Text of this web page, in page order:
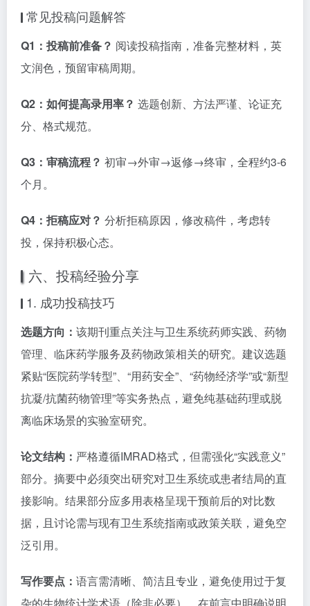
常见投稿问题解答
Q1：投稿前准备？ 阅读投稿指南，准备完整材料，英
文润色，预留审稿周期。
Q2：如何提高录用率？ 选题创新、方法严谨、论证充
分、格式规范。
Q3：审稿流程？ 初审→外审→返修→终审，全程约3-6
个月。
Q4：拒稿应对？ 分析拒稿原因，修改稿件，考虑转
投，保持积极心态。
六、投稿经验分享
1. 成功投稿技巧
选题方向： 该期刊重点关注与卫生系统药师实践、药物
管理、临床药学服务及药物政策相关的研究。建议选题
紧贴“医院药学转型”、“用药安全”、“药物经济学”或“新型
抗凝/抗菌药物管理”等实务热点，避免纯基础药理或脱
离临床场景的实验室研究。
论文结构： 严格遵循IMRAD格式，但需强化“实践意义”
部分。摘要中必须突出研究对卫生系统或患者结局的直
接影响。结果部分应多用表格呈现干预前后的对比数
据，且讨论需与现有卫生系统指南或政策关联，避免空
泛引用。
写作要点： 语言需清晰、简洁且专业，避免使用过于复